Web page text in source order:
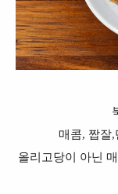
매콤, 짭잘,
올리고당이 아닌